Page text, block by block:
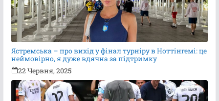
Ястремська – про вихід у фінал турніру в Ноттінгемі: це
неймовірно, я дуже вдячна за підтримку
22 Червня, 2025